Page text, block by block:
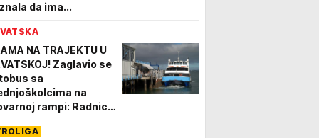
da ima...
NA TRAJEKTU U
Zaglavio se
sa
na
rampi: Radnici
pa izvadili lance da